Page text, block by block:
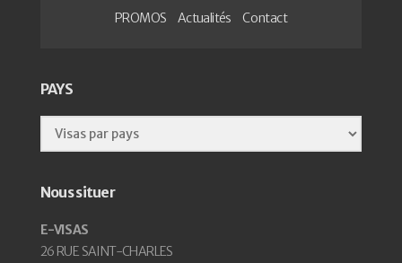
PROMOS
Actualités Contact
PAYS
Nous situer
E-VISAS
26 RUE SAINT-CHARLES